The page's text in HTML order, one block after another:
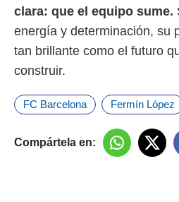
clara: que el equipo sume.
energía y determinación, su
tan brillante como el futuro
construir.
FC Barcelona Fermín López
Compártela en: